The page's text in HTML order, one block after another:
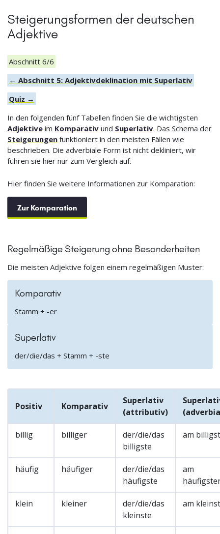
Steigerungsformen der deutschen
Adjektive
Abschnitt 6/6
← Abschnitt 5: Adjektivdeklination mit Superlativ
Quiz →
In den folgenden fünf Tabellen finden Sie die wichtigsten
Adjektive im Komparativ und Superlativ. Das Schema der
Steigerungen funktioniert in den meisten Fällen wie
beschrieben. Die adverbiale Form ist nicht dekliniert, wir
führen sie hier nur zum Vergleich auf.
Hier finden Sie weitere Informationen zur Komparation:
Zur Komparation
Regelmäßige Steigerung ohne Besonderheiten
Die meisten Adjektive folgen einem regelmäßigen Muster:
Komparativ
Stamm + -er
Superlativ
der/die/das + Stamm + -ste
Positiv Komparativ
Superlativ
(attributiv)
billig billiger
der/die/das
billigste
am
häufig häufiger
der/die/das
häufigste
am
klein kleiner
der/die/das
kleinste
am